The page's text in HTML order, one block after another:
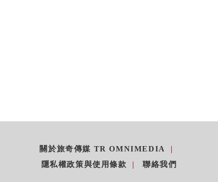
關於旅奇傳媒 TR OMNIMEDIA
隱私權政策與使用條款
聯絡我們